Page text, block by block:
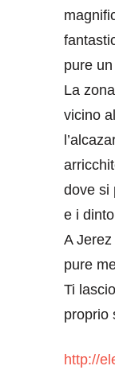
pure
La
vicino
dove si
e i
A
pure
Ti
proprio
http://